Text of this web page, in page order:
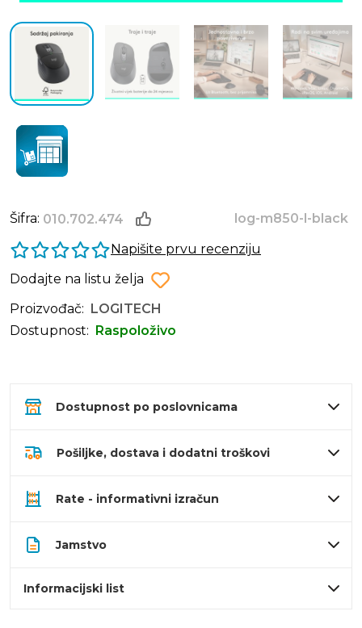
Šifra: 010.702.474
log-m850-l-black
Napišite prvu recenziju
Dodajte na listu želja
Proizvođač:
LOGITECH
Dostupnost:
Raspoloživo
Dostupnost po poslovnicama
Pošiljke, dostava i dodatni troškovi
Rate - informativni izračun
Jamstvo
Informacijski list